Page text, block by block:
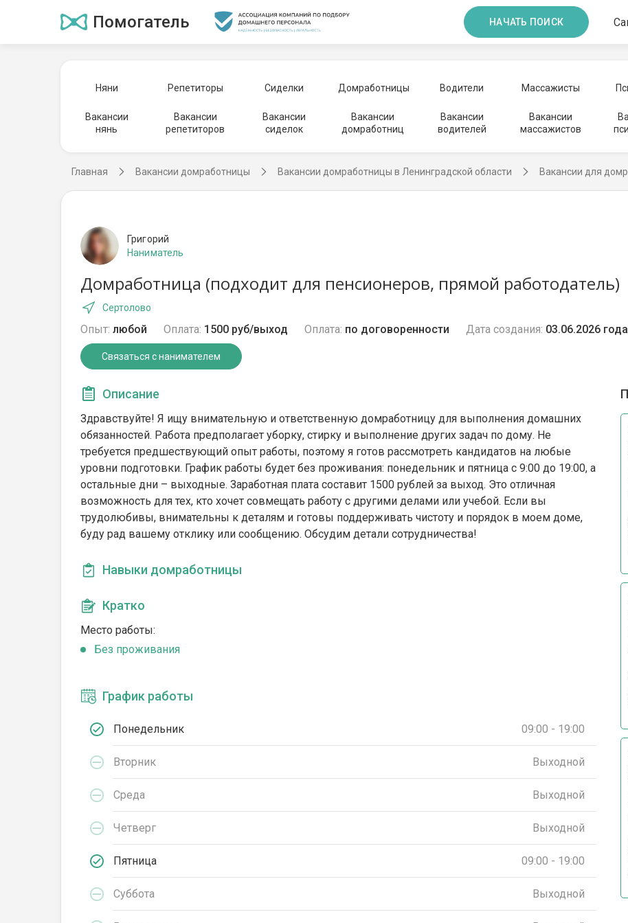
Помогатель НАЧАТЬ ПОИСК
Няни Репетиторы Сиделки Домработницы Водители Массажисты
Вакансии
нянь
Вакансии
репетиторов
Вакансии
сиделок
Вакансии
домработниц
Вакансии
водителей
Вакансии
массажистов
Главная Вакансии домработницы Вакансии домработницы в Ленинградской области Вакансии для
Григорий
Наниматель
Домработница (подходит для пенсионеров, прямой работодатель)
Сертолово
Опыт: любой Оплата: 1500 руб/выход Оплата: по договоренности Дата создания: 03.06.2026 года
Связаться с нанимателем
Описание
Здравствуйте! Я ищу внимательную и ответственную домработницу для выполнения домашних
обязанностей. Работа предполагает уборку, стирку и выполнение других задач по дому. Не
требуется предшествующий опыт работы, поэтому я готов рассмотреть кандидатов на любые
уровни подготовки. График работы будет без проживания: понедельник и пятница с 9:00 до 19:00, а
остальные дни – выходные. Заработная плата составит 1500 рублей за выход. Это отличная
возможность для тех, кто хочет совмещать работу с другими делами или учебой. Если вы
трудолюбивы, внимательны к деталям и готовы поддерживать чистоту и порядок в моем доме,
буду рад вашему отклику или сообщению. Обсудим детали сотрудничества!
Навыки домработницы
Кратко
Место работы:
Без проживания
График работы
Понедельник 09:00 - 19:00
Вторник Выходной
Среда Выходной
Четверг Выходной
Пятница 09:00 - 19:00
Суббота Выходной